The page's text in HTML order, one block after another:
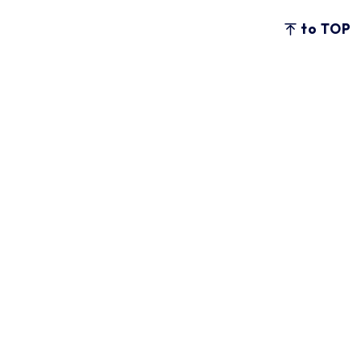
to TOP